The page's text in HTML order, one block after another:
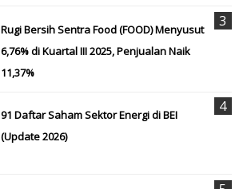
Rugi Bersih Sentra Food (FOOD) Menyusut
6,76% di Kuartal III 2025, Penjualan Naik
11,37%
91 Daftar Saham Sektor Energi di BEI
(Update 2026)